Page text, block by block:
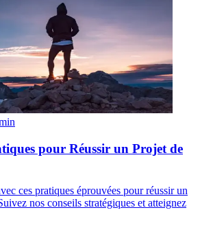
pour Réussir un Projet de
ces pratiques éprouvées pour réussir un
nos conseils stratégiques et atteignez